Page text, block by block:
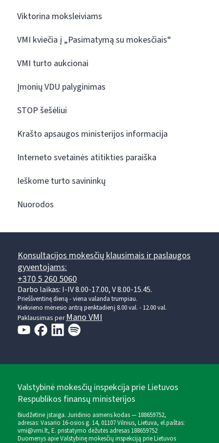
Viktorina moksleiviams
VMI kviečia į „Pasimatymą su mokesčiais“
VMI turto aukcionai
Įmonių VDU palyginimas
STOP šešėliui
Krašto apsaugos ministerijos informacija
Interneto svetainės atitikties paraiška
Ieškome turto savininkų
Nuorodos
Konsultacijos mokesčių klausimais ir paslaugos
gyventojams:
+370 5 260 5060
Darbo laikas: I-IV 8.00-17.00, V 8.00-15.45.
Prieššventinę dieną - viena valanda trumpiau.
Kiekvieno mėnesio antrą penktadienį 8.00 val. - 12.00 val.
Paklausimas per Mano VMI
Valstybinė mokesčių inspekcija prie Lietuvos
Respublikos finansų ministerijos
Biudžetinė įstaiga. Juridinio asmens kodas — 188659752,
adresas: Vasario 16-osios g. 14, 01107 Vilnius, Lietuva, el.paštas:
vmi@vmi.lt, E. pristatymo dėžutės adresas 188659752
Duomenys apie Valstybinę mokesčių inspekciją prie Lietuvos